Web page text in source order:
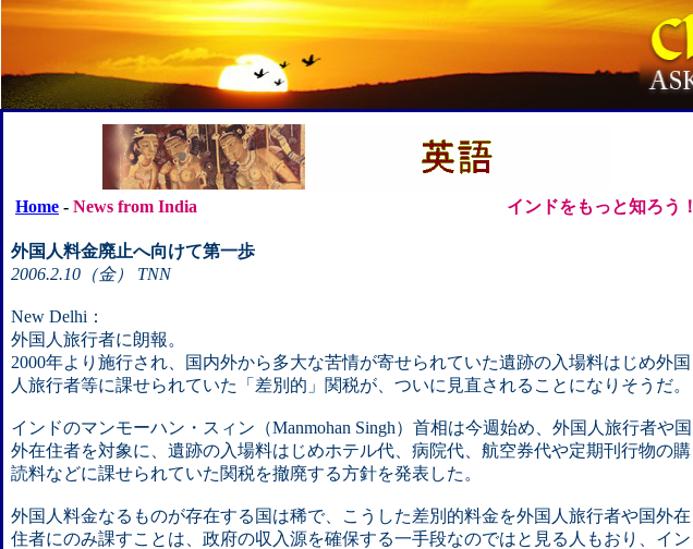
Home - News from India インドをもっと知ろう！
外国人料金廃止へ向けて第一歩
2006.2.10（金） TNN
New Delhi：
外国人旅行者に朗報。
2000年より施行され、国内外から多大な苦情が寄せられていた遺跡の入場料はじめ外国
人旅行者等に課せられていた「差別的」関税が、ついに見直されることになりそうだ。
インドのマンモーハン・スィン（Manmohan Singh）首相は今週始め、外国人旅行者や国
外在住者を対象に、遺跡の入場料はじめホテル代、病院代、航空券代や定期刊行物の購
読料などに課せられていた関税を撤廃する方針を発表した。
外国人料金なるものが存在する国は稀で、こうした差別的料金を外国人旅行者や国外在
住者にのみ課すことは、政府の収入源を確保する一手段なのではと見る人もおり、イン